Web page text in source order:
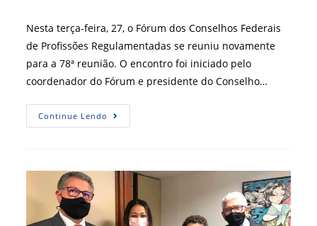
post:
Nesta terça-feira, 27, o Fórum dos Conselhos Federais
de Profissões Regulamentadas se reuniu novamente
para a 78ª reunião. O encontro foi iniciado pelo
coordenador do Fórum e presidente do Conselho…
Continue Lendo Articulação
Do
A
Proposta
De
Emenda
Constitucional